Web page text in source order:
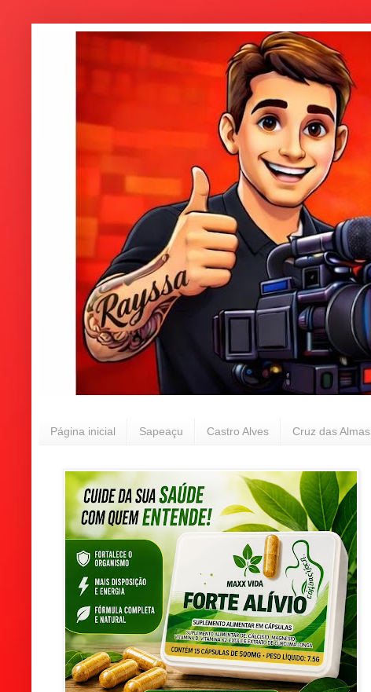
Página inicial Sapeaçu Castro Alves Cruz das Almas